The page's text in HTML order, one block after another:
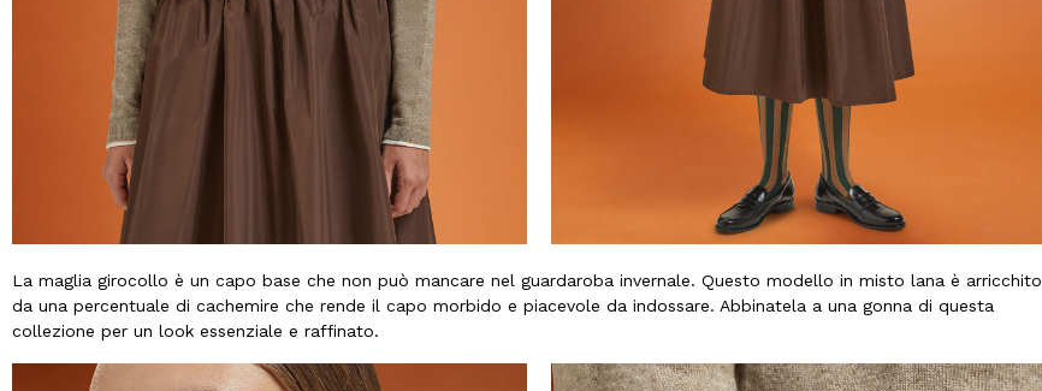
La maglia girocollo è un capo base che non può mancare nel guardaroba invernale. Questo modello in misto lana è arricchito
da una percentuale di cachemire che rende il capo morbido e piacevole da indossare. Abbinatela a una gonna di questa
collezione per un look essenziale e raffinato.